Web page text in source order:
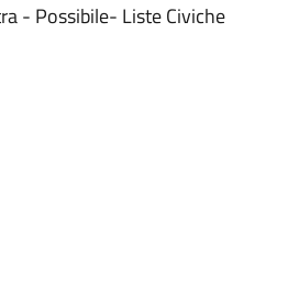
- Possibile- Liste Civiche